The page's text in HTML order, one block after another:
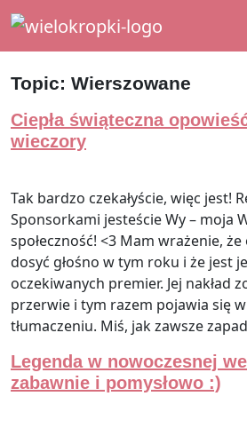
Main Navigation
Topic: Wierszowane
Ciepła świąteczna
wieczory
Tak bardzo czekałyście, więc jest!
Sponsorkami jesteście Wy – moja
społeczność! <3 Mam wrażenie,
dosyć głośno w tym roku i że jest
oczekiwanych premier. Jej nakład
przerwie i tym razem pojawia się
tłumaczeniu. Miś, jak zawsze
Legenda w nowoczesnej
zabawnie i pomysłowo :)